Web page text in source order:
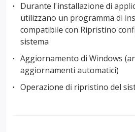
Durante l'installazione di
utilizzano un programma di
compatibile con Ripristino
sistema
Aggiornamento di Windows
aggiornamenti automatici)
Operazione di ripristino del